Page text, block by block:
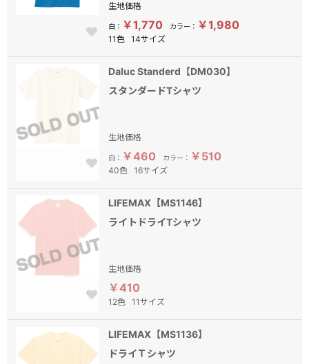
生地価格
白： ￥1,770 カラー： ￥1,980
11色 14サイズ
Daluc Standerd【DM030】
スタンダードTシャツ
生地価格
白： ￥460 カラー： ￥510
40色 16サイズ
LIFEMAX【MS1146】
ライトドライTシャツ
生地価格
￥410
12色 11サイズ
LIFEMAX【MS1136】
ドライＴシャツ